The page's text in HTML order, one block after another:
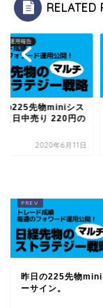
RELATED
物運用報告
の225先物miniシス
（日中売り 220円の
2020年6月11日
昨日の225先物mini
ーサイン。